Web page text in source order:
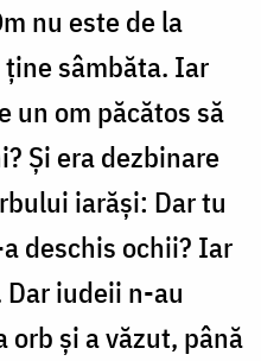
nu este de la
sâmbăta. Iar
un om păcătos să
Și era dezbinare
iarăși: Dar tu
deschis ochii? Iar
iudeii n-au
orb și a văzut, până